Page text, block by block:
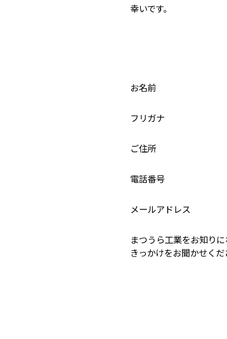
幸いです。
お名前
フリガナ
ご住所
電話番号
メールアドレス
まつうら工業をお知り
きっかけをお聞かせく